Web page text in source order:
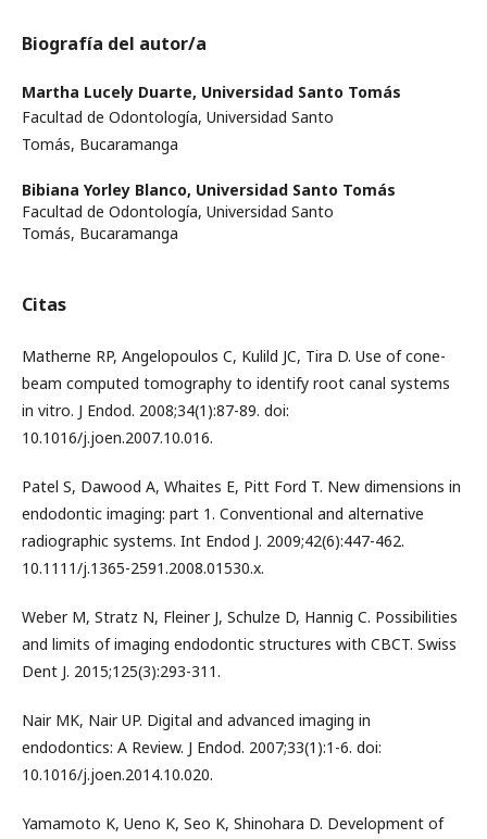
Biografía del autor/a
Martha Lucely Duarte, Universidad Santo Tomás
Facultad de Odontología, Universidad Santo
Tomás, Bucaramanga
Bibiana Yorley Blanco, Universidad Santo Tomás
Facultad de Odontología, Universidad Santo
Tomás, Bucaramanga
Citas
Matherne RP, Angelopoulos C, Kulild JC, Tira D. Use of cone-
beam computed tomography to identify root canal systems
in vitro. J Endod. 2008;34(1):87-89. doi:
10.1016/j.joen.2007.10.016.
Patel S, Dawood A, Whaites E, Pitt Ford T. New dimensions in
endodontic imaging: part 1. Conventional and alternative
radiographic systems. Int Endod J. 2009;42(6):447-462.
10.1111/j.1365-2591.2008.01530.x.
Weber M, Stratz N, Fleiner J, Schulze D, Hannig C. Possibilities
and limits of imaging endodontic structures with CBCT. Swiss
Dent J. 2015;125(3):293-311.
Nair MK, Nair UP. Digital and advanced imaging in
endodontics: A Review. J Endod. 2007;33(1):1-6. doi:
10.1016/j.joen.2014.10.020.
Yamamoto K, Ueno K, Seo K, Shinohara D. Development of